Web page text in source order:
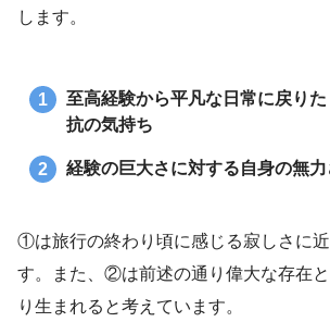
します。
至高経験から平凡な日常に戻り
抗の気持ち
経験の巨大さに対する自身の無
①は旅行の終わり頃に感じる寂しさに
す。また、②は前述の通り偉大な存在
り生まれると考えています。